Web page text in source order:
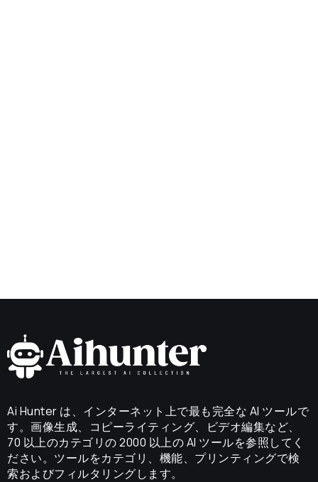
Ai Hunter は、インターネット上で最も完全な AI ツールで
す。画像生成、コピーライティング、ビデオ編集など、
70 以上のカテゴリの 2000 以上の AI ツールを参照してく
ださい。ツールをカテゴリ、機能、プリンティングで検
索およびフィルタリングします。